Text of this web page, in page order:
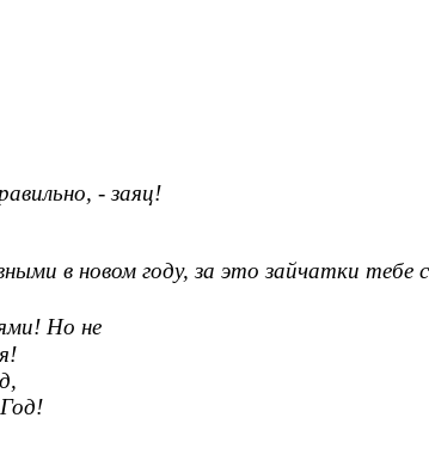
- заяц!
в новом году, за это зайчатки тебе
Но не